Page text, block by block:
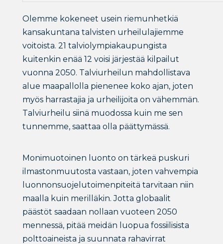
Olemme kokeneet usein riemunhetkiä
kansakuntana talvisten urheilulajiemme
voitoista. 21 talviolympiakaupungista
kuitenkin enää 12 voisi järjestää kilpailut
vuonna 2050. Talviurheilun mahdollistava
alue maapallolla pienenee koko ajan, joten
myös harrastajia ja urheilijoita on vähemmän.
Talviurheilu siinä muodossa kuin me sen
tunnemme, saattaa olla päättymässä.
Monimuotoinen luonto on tärkeä puskuri
ilmastonmuutosta vastaan, joten vahvempia
luonnonsuojelutoimenpiteitä tarvitaan niin
maalla kuin merilläkin. Jotta globaalit
päästöt saadaan nollaan vuoteen 2050
mennessä, pitää meidän luopua fossiilisista
polttoaineista ja suunnata rahavirrat